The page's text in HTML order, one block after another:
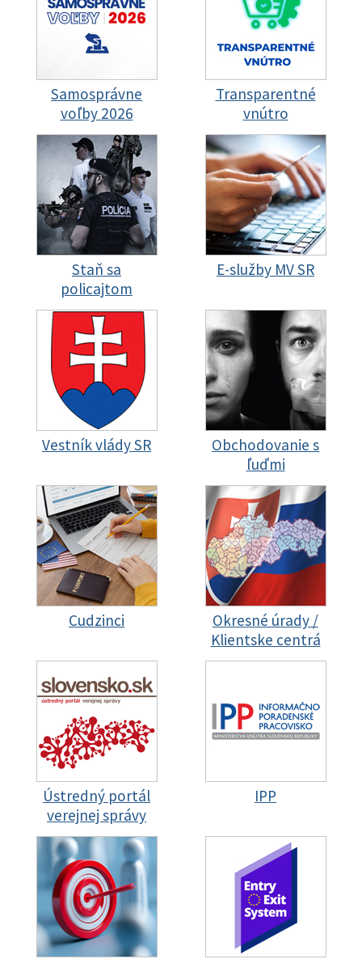
Samosprávne
voľby 2026
Transparentné
vnútro
Staň sa
policajtom
E-služby MV SR
Vestník vlády SR
Obchodovanie s
ľuďmi
Cudzinci
Okresné úrady /
Klientske centrá
Ústredný portál
verejnej správy
IPP